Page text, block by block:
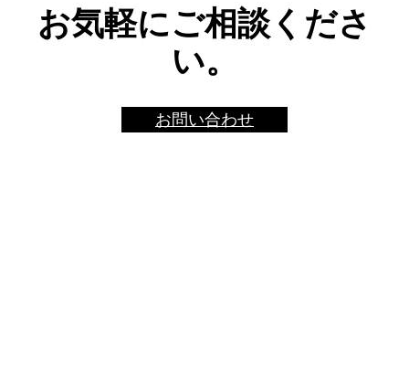
お気軽にご相談くださ
い。
お問い合わせ